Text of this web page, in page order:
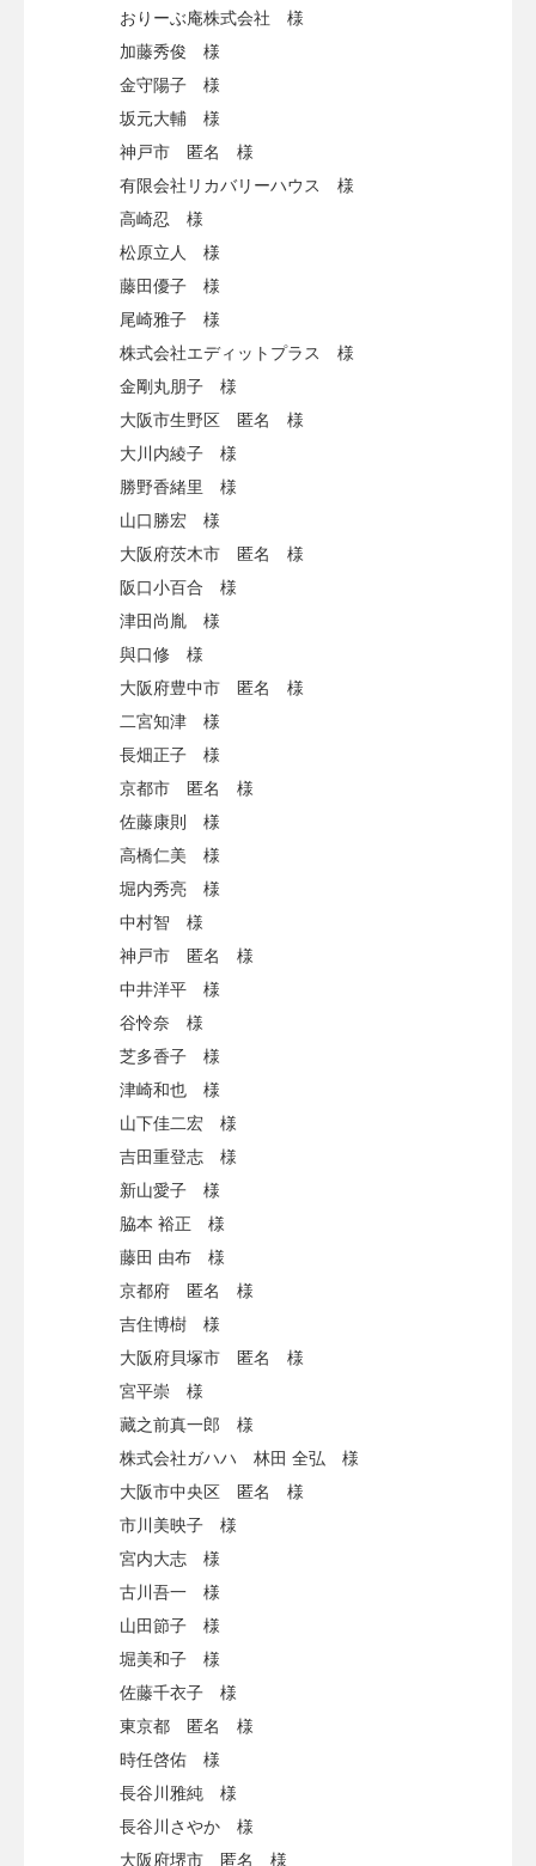
おりーぶ庵株式会社 様
加藤秀俊 様
金守陽子 様
坂元大輔 様
神戸市 匿名 様
有限会社リカバリーハウス 様
高崎忍 様
松原立人 様
藤田優子 様
尾崎雅子 様
株式会社エディットプラス 様
金剛丸朋子 様
大阪市生野区 匿名 様
大川内綾子 様
勝野香緒里 様
山口勝宏 様
大阪府茨木市 匿名 様
阪口小百合 様
津田尚胤 様
與口修 様
大阪府豊中市 匿名 様
二宮知津 様
長畑正子 様
京都市 匿名 様
佐藤康則 様
高橋仁美 様
堀内秀亮 様
中村智 様
神戸市 匿名 様
中井洋平 様
谷怜奈 様
芝多香子 様
津崎和也 様
山下佳二宏 様
吉田重登志 様
新山愛子 様
脇本 裕正 様
藤田 由布 様
京都府 匿名 様
吉住博樹 様
大阪府貝塚市 匿名 様
宮平崇 様
藏之前真一郎 様
株式会社ガハハ 林田 全弘 様
大阪市中央区 匿名 様
市川美映子 様
宮内大志 様
古川吾一 様
山田節子 様
堀美和子 様
佐藤千衣子 様
東京都 匿名 様
時任啓佑 様
長谷川雅純 様
長谷川さやか 様
大阪府堺市 匿名 様